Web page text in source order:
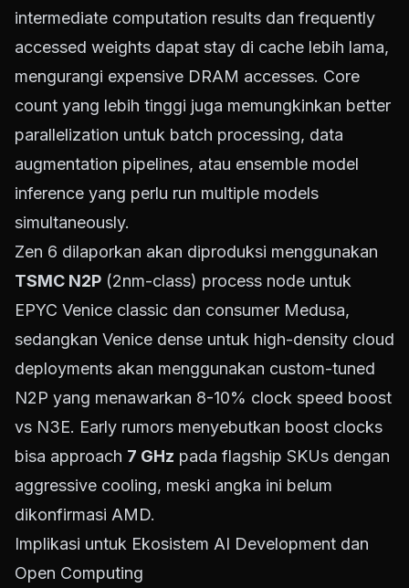
intermediate computation results dan frequently
accessed weights dapat stay di cache lebih lama,
mengurangi expensive DRAM accesses. Core
count yang lebih tinggi juga memungkinkan better
parallelization untuk batch processing, data
augmentation pipelines, atau ensemble model
inference yang perlu run multiple models
simultaneously.
Zen 6 dilaporkan akan diproduksi menggunakan
TSMC N2P (2nm-class) process node untuk
EPYC Venice classic dan consumer Medusa,
sedangkan Venice dense untuk high-density cloud
deployments akan menggunakan custom-tuned
N2P yang menawarkan 8-10% clock speed boost
vs N3E. Early rumors menyebutkan boost clocks
bisa approach 7 GHz pada flagship SKUs dengan
aggressive cooling, meski angka ini belum
dikonfirmasi AMD.
Implikasi untuk Ekosistem AI Development dan
Open Computing